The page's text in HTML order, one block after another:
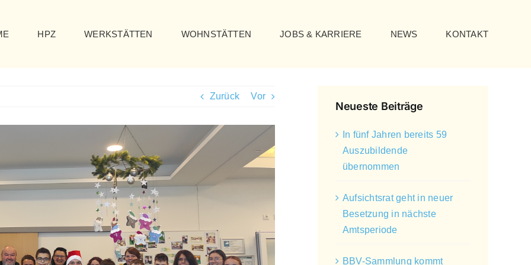
HPZ WERKSTÄTTEN WOHNSTÄTTEN JOBS & KARRIERE NEWS KONTAKT
Zurück Vor
Neueste Beiträge
In fünf Jahren bereits 59
Auszubildende
übernommen
Aufsichtsrat geht in neuer
Besetzung in nächste
Amtsperiode
BBV-Sammlung kommt